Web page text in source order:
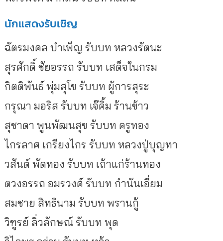
นักแสดงรับเชิญ
ฉัตรมงคล บำเพ็ญ รับบท หลวงรัตนะ
สุรศักดิ์ ชัยอรรถ รับบท เสด็จในกรม
กิตติพันธ์ พุ่มสุโข รับบท ผู้การสุระ
กรุณา มอริส รับบท เจ๊คิ้ม ร้านข้าว
สุชาดา พูนพัฒนสุข รับบท ครูทอง
ไกรลาศ เกรียงไกร รับบท หลวงปู่บุญทา
วสันต์ พัดทอง รับบท เถ้าแก่ร้านทอง
ตวงอรรถ อมรวงศ์ รับบท กำนันเอี่ยม
สมชาย สิทธินาม รับบท พรานกู้
วิฑูรย์ ลิ่วลักษณ์ รับบท พุด